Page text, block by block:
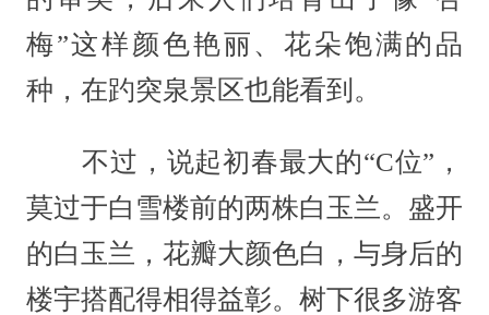
梅”这样颜色艳丽、花朵饱满的品
种，在趵突泉景区也能看到。
不过，说起初春最大的“C位”，
莫过于白雪楼前的两株白玉兰。盛开
的白玉兰，花瓣大颜色白，与身后的
楼宇搭配得相得益彰。树下很多游客